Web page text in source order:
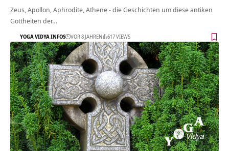
Zeus, Apollon, Aphrodite, Athene - die Geschichten um diese antiken
Gottheiten der…
YOGA VIDYA INFOS VOR 8 JAHREN 617 VIEWS